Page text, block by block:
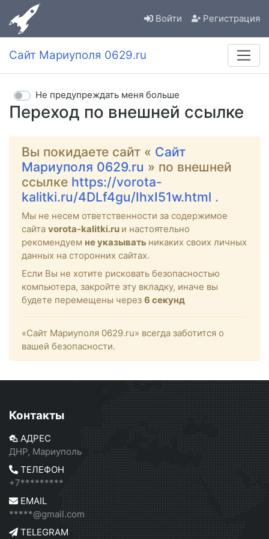
Войти Регистрация
Сайт Мариуполя 0629.ru
Переход по внешней ссылке
Не предупреждать меня больше
Вы покидаете сайт « Сайт
Мариуполя 0629.ru » по внешней
ссылке https://vorota-
kalitki.ru/4DLf4gu/IhxI51w.html .
Мы не несем ответственности за содержимое
сайта vorota-kalitki.ru и настоятельно
рекомендуем не указывать никаких своих личных
данных на сторонних сайтах.
Если Вы не хотите рисковать безопасностью
компьютера, закройте эту вкладку, иначе вы
будете перемещены через 6 секунд
«Сайт Мариуполя 0629.ru» всегда заботится о
вашей безопасности.
Контакты
АДРЕС
ДНР, Мариуполь
ТЕЛЕФОН
+7*********
EMAIL
*****@gmail.com
TELEGRAM